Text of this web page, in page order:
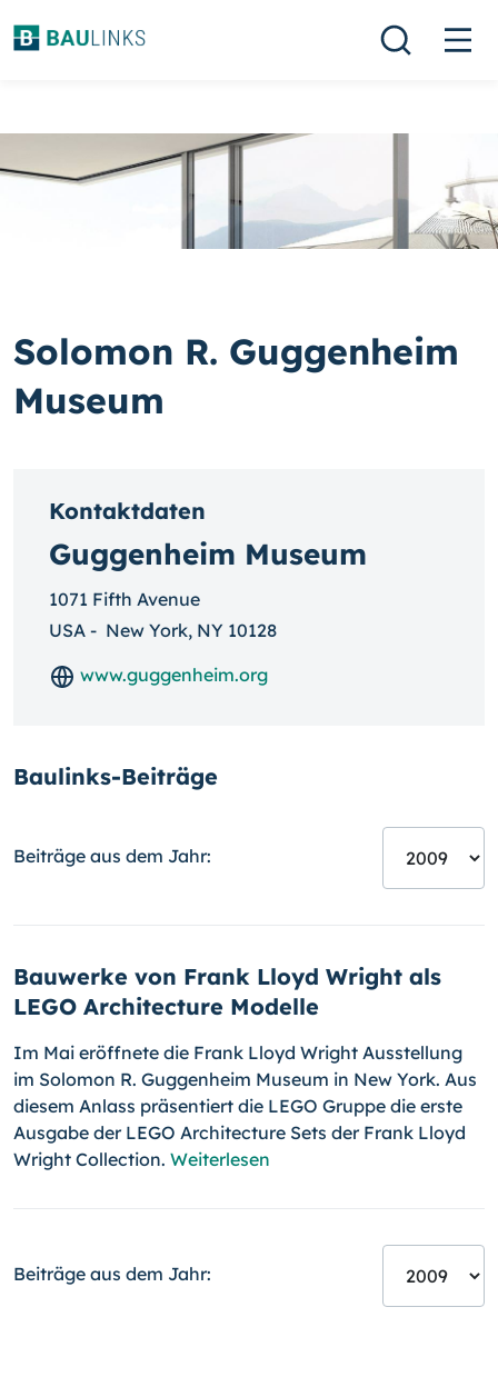
Solomon R. Guggenheim
Museum
Kontaktdaten
Guggenheim Museum
1071 Fifth Avenue
USA - New York, NY 10128
www.guggenheim.org
Baulinks-Beiträge
Beiträge aus dem Jahr:
Bauwerke von Frank Lloyd Wright als
LEGO Architecture Modelle
Im Mai eröffnete die Frank Lloyd Wright Ausstellung
im Solomon R. Guggenheim Museum in New York. Aus
diesem Anlass präsentiert die LEGO Gruppe die erste
Ausgabe der LEGO Architecture Sets der Frank Lloyd
Wright Collection. Weiterlesen
Beiträge aus dem Jahr: